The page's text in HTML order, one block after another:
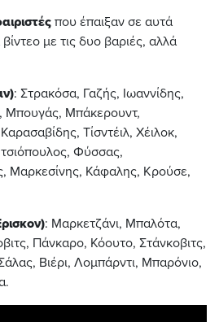
που έπαιξαν σε αυτά
βίντεο με τις δυο βαριές, αλλά
: Στρακόσα, Γαζής, Ιωαννίδης,
Μπουγάς, Μπάκερουντ,
Τίσντέιλ, Χέιλοκ,
Φύσσας,
Μαρκεσίνης, Κάφαλης, Κρούσε,
: Μαρκετζάνι, Μπαλότα,
Πάνκαρο, Κόουτο, Στάνκοβιτς,
Βιέρι, Λομπάρντι, Μπαρόνιο,